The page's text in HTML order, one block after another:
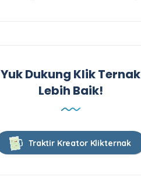
Yuk Dukung Klik Ternak
Lebih Baik!
Traktir Kreator Klikternak